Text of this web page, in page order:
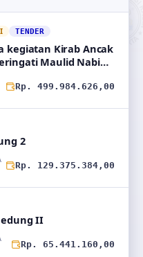
TENDER
kegiatan Kirab Ancak
Maulid Nabi
Rp. 499.984.626,00
2
Rp. 129.375.384,00
II
Rp. 65.441.160,00